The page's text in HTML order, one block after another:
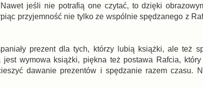
jeśli nie potrafią one czytać, to dzięki
przyjemność nie tylko ze wspólnie spędzanego z
prezent dla tych, którzy lubią książki, ale też
wymowa książki, piękna też postawa Rafcia,
dawanie prezentów i spędzanie razem czasu.